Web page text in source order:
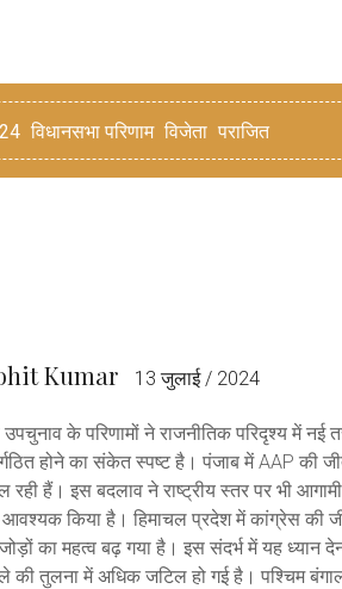
विधानसभा परिणाम विजेता पराजित
Kumar 13 जुलाई / 2024
के परिणामों ने राजनीतिक परिदृश्य में नई
होने का संकेत स्पष्ट है। पंजाब में AAP की
रही हैं। इस बदलाव ने राष्ट्रीय स्तर पर भी
किया है। हिमाचल प्रदेश में कांग्रेस की
का महत्व बढ़ गया है। इस संदर्भ में यह ध्यान
की तुलना में अधिक जटिल हो गई है। पश्चिम